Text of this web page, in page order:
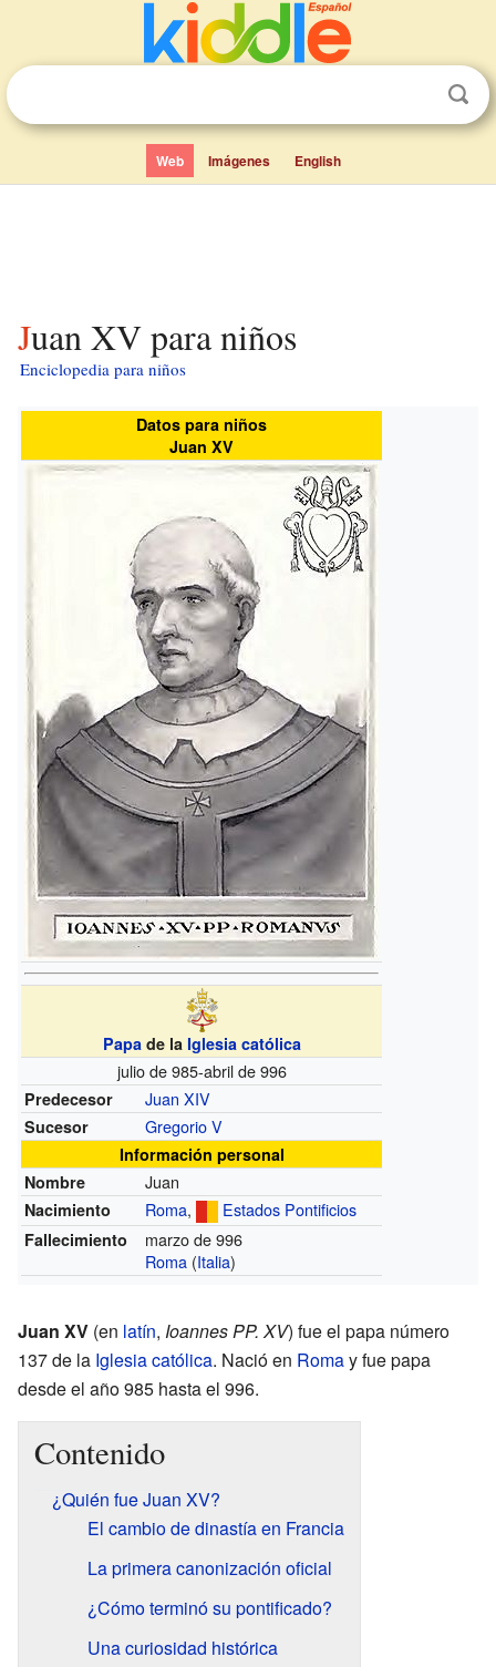
Web Imágenes English
Juan XV para niños
Enciclopedia para niños
Datos para niños
Juan XV
Papa de la Iglesia católica
julio de 985-abril de 996
Predecesor Juan XIV
Sucesor Gregorio V
Información personal
Nombre
Juan
Nacimiento Roma, Estados Pontificios
Fallecimiento
marzo de 996
Roma (Italia)
Juan XV (en latín, Ioannes PP. XV) fue el papa número
137 de la Iglesia católica. Nació en Romay fue papa
desde el año 985 hasta el 996.
Contenido
¿Quién fue Juan XV?
El cambio de dinastía en Francia
La primera canonización oficial
¿Cómo terminó su pontificado?
Una curiosidad histórica